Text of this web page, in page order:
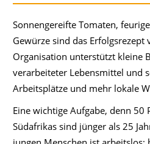
Sonnengereifte Tomaten,
Gewürze sind das Erfolgsrezept
Organisation unterstützt kleine
verarbeiteter Lebensmittel und
Arbeitsplätze und mehr lokale
Eine wichtige Aufgabe, denn 50
Südafrikas sind jünger als 25